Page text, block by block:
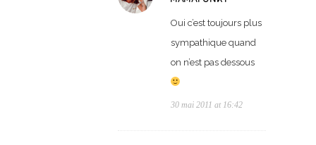
Oui c’est toujours plus
sympathique quand
on n’est pas dessous
30 mai 2011 at 16:42